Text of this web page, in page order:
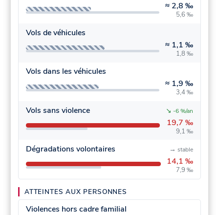
≈ 2,8 ‰
5,6 ‰
Vols de véhicules
≈ 1,1 ‰
1,8 ‰
Vols dans les véhicules
≈ 1,9 ‰
3,4 ‰
Vols sans violence
19,7 ‰
9,1 ‰
↘ -6 %/an
Dégradations volontaires
14,1 ‰
7,9 ‰
→ stable
ATTEINTES AUX PERSONNES
Violences hors cadre familial